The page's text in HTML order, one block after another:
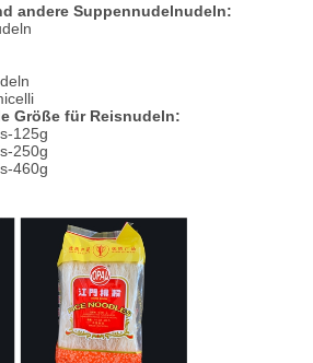
andere Suppennudelnudeln:
Größe für Reisnudeln:
125g
250g
460g